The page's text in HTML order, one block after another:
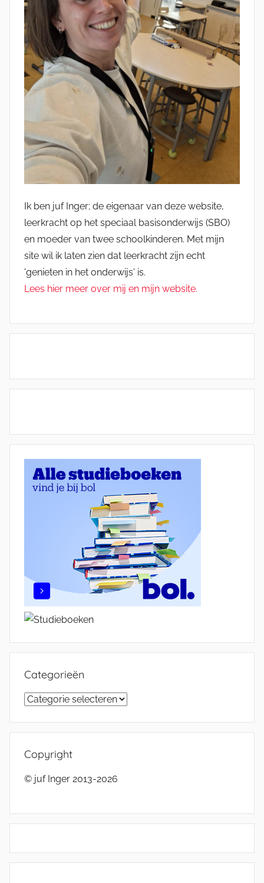
Ik ben juf Inger; de eigenaar van deze website,
leerkracht op het speciaal basisonderwijs (SBO)
en moeder van twee schoolkinderen. Met mijn
site wil ik laten zien dat leerkracht zijn echt
'genieten in het onderwijs' is.
Lees hier meer over mij en mijn website.
Categorieën
Categorieën
Copyright
© juf Inger 2013-2026